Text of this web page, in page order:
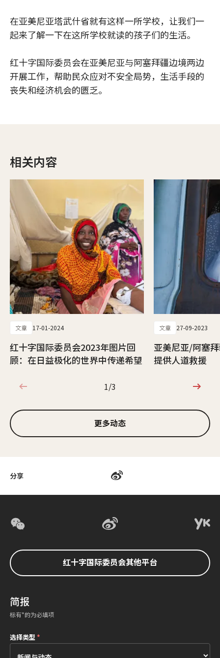
分享
在亚美尼亚塔武什省就有这样一所学校，让我们一
起来了解一下在这所学校就读的孩子们的生活。
红十字国际委员会在亚美尼亚与阿塞拜疆边境两边
开展工作，帮助民众应对不安全局势，生活手段的
丧失和经济机会的匮乏。
相关内容
文章 17-01-2024
红十字国际委员会2023年图片回
顾：在日益极化的世界中传递希望
文章 27-09-2023
亚美尼亚/阿塞
提供人道救援
1/3
1/3
更多动态
红十字国际委员会其他平台
简报
标有*的为必填项
选择类型*